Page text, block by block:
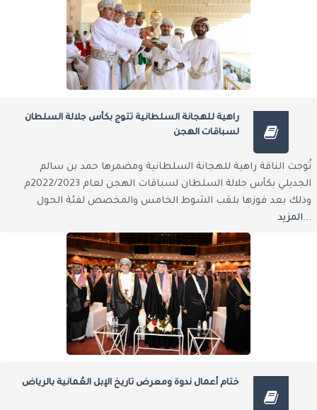
راهية للهجانة السلطانية تتوج بكأس جلالة السلطان
لسباقات الهجن
تُوجت الناقة راهية للهجانة السلطانية ومضمرها حمد بن سالم
الجديلي بكأس جلالة السلطان لسباقات الهجن لعام 2022/2023م
وذلك بعد فوزها بلقب الشوط الخامس والمخصص لفئة الحول
... المزيد
ختام أعمال ندوة ومعرض تاريخ الإبل العُمانية بالرياض